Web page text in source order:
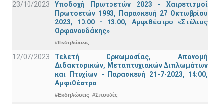
23/10/2023
Υποδοχή Πρωτοετών 2023 - Χαιρετισμοί
Πρωτοετών 1993, Παρασκευή 27 Οκτωβρίου
2023, 10:00 - 13:00, Αμφιθέατρο «Στέλιος
Ορφανουδάκης»
#Εκδηλώσεις
12/07/2023
Τελετή Ορκωμοσίας, Απονομή
Διδακτορικών, Μεταπτυχιακών Διπλωμάτων
και Πτυχίων - Παρασκευή 21-7-2023, 14:00,
Αμφιθέατρο
#Εκδηλώσεις #Σπουδές